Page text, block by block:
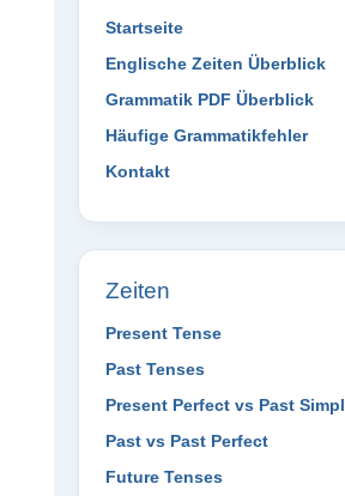
Startseite
Englische Zeiten Überblick
Grammatik PDF Überblick
Häufige Grammatikfehler
Kontakt
Zeiten
Present Tense
Past Tenses
Present Perfect vs Past
Past vs Past Perfect
Future Tenses